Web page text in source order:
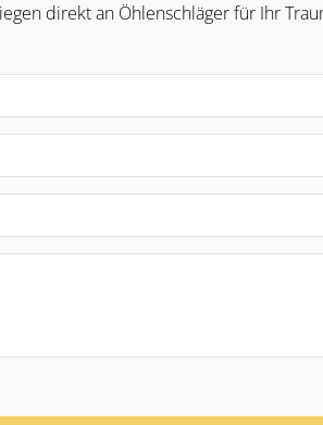
direkt an Öhlenschläger für Ihr